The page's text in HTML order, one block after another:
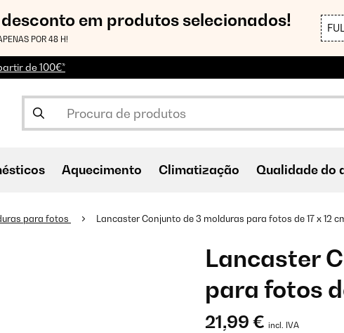
desconto em produtos selecionados!
POR 48 H!
de 100€*
Aquecimento Climatização Qualidade do
para fotos Lancaster Conjunto de 3 molduras para fotos de 17 x 12
Lancaster
para fotos
21,99 € incl. IVA